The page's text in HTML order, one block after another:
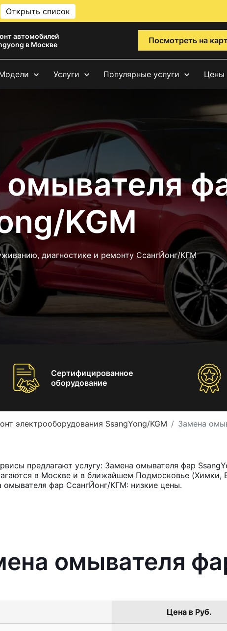
Открыть список
автомобилей
в Москве
Посмотреть на
Услуги Популярные услуги Цены
KGM
диагностике и ремонту СсангЙонг/КГМ
Сертифицированное
оборудование
электрооборудования SsangYong/KGM Замена
предлагают услугу: Замена омывателя фар
в Москве и в ближайшем Подмосковье (Химки,
фар СсангЙонг/КГМ: низкие цены.
омывателя
Цена в Руб.